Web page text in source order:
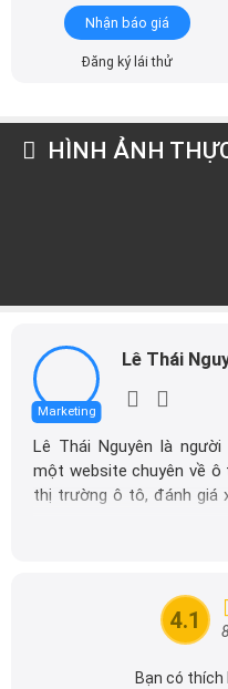
Nhận báo giá
Đăng ký lái thử
HÌNH ẢNH
Marketing
Lê Thái
Lê Thái Nguyên là người
một website chuyên về ô
thị trường ô tô, đánh giá
đầu cho những người
theo dõi tôi để cập
4.1
Bạn có thích